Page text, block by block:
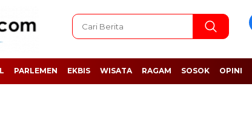
PARLEMEN EKBIS WISATA RAGAM SOSOK OPINI